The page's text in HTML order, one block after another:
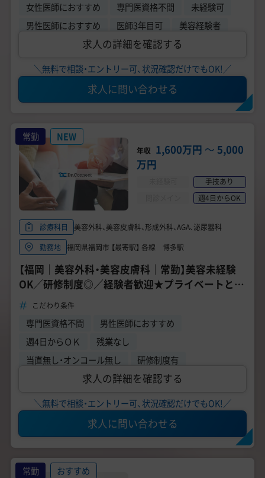
女性医師におすすめ 専門医資格不問
未経験可
男性医師におすすめ
医師3年目可 美容経験者
求人の詳細を確認する
＼無料で相談・エントリー可、状況確認だけでもOK!／
求人に問い合わせる
常勤 NEW
年収 1,600万円 〜 5,000
万円
手技あり
週4日からOK
診療科目
美容外科、美容皮膚科、形成外科、AGA、泌尿器科
勤務地 福岡県福岡市 【最寄駅】 各線 博多駅
【福岡｜美容外科・美容皮膚科｜常勤】美容未経験
OK／研修制度◎／経験者歓迎★プライベートとの
両立◎
こだわり条件
専門医資格不問
男性医師におすすめ
週4日からＯＫ
残業なし
当直無し・オンコール無し
研修制度有
求人の詳細を確認する
＼無料で相談・エントリー可、状況確認だけでもOK!／
求人に問い合わせる
常勤 おすすめ